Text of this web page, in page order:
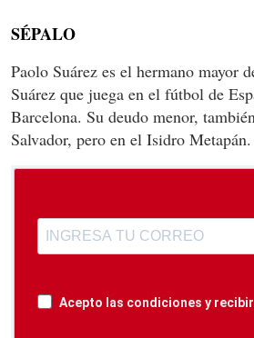
SÉPALO
Paolo Suárez es el hermano mayor
Suárez que juega en el fútbol de
Barcelona. Su deudo menor,
Salvador, pero en el Isidro Metapán.
Acepto las condiciones y